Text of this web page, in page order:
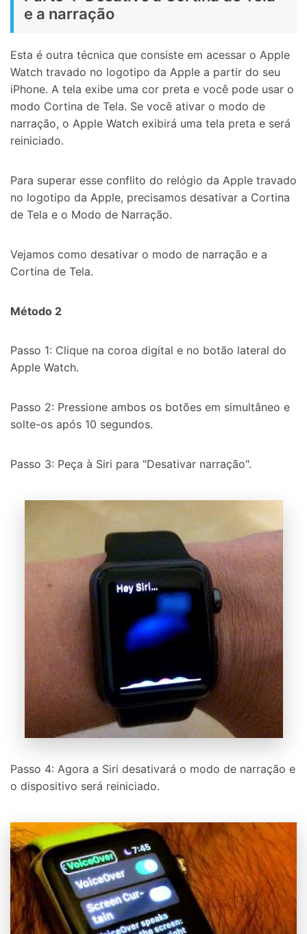
Controle seu celular com Dr.Fone
Recupere, proteja e transfira dados faclimente
Tecnologia de IA, sem complicação
Abrir APP Teste Online
e a narração
Esta é outra técnica que consiste em acessar o Apple
Watch travado no logotipo da Apple a partir do seu
iPhone. A tela exibe uma cor preta e você pode usar o
modo Cortina de Tela. Se você ativar o modo de
narração, o Apple Watch exibirá uma tela preta e será
reiniciado.
Para superar esse conflito do relógio da Apple travado
no logotipo da Apple, precisamos desativar a Cortina
de Tela e o Modo de Narração.
Vejamos como desativar o modo de narração e a
Cortina de Tela.
Método 2
Passo 1: Clique na coroa digital e no botão lateral do
Apple Watch.
Passo 2: Pressione ambos os botões em simultâneo e
solte-os após 10 segundos.
Passo 3: Peça à Siri para "Desativar narração".
Passo 4: Agora a Siri desativará o modo de narração e
o dispositivo será reiniciado.